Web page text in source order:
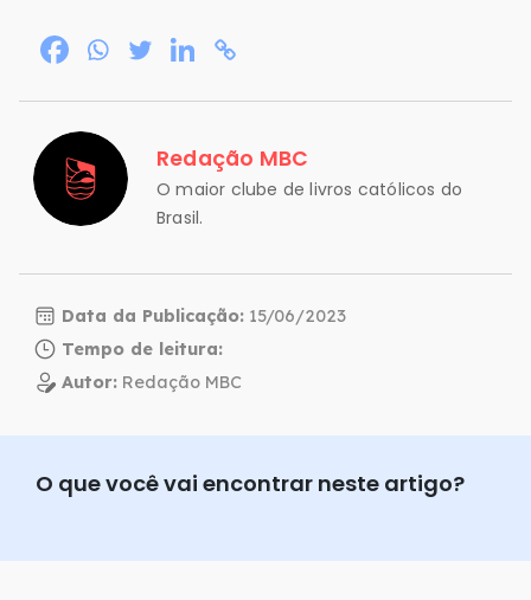
Redação MBC
O maior clube de livros católicos do
Brasil.
Data da Publicação: 15/06/2023
Tempo de leitura:
Autor: Redação MBC
O que você vai encontrar neste artigo?